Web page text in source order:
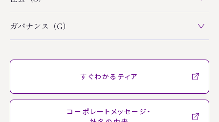
ガバナンス（G）
すぐわかるティア
コーポレートメッセージ・